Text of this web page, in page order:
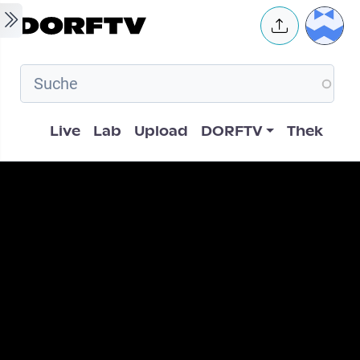
Skip to main content User
Hauptnavigation
Live Lab Upload DORFTV Thek